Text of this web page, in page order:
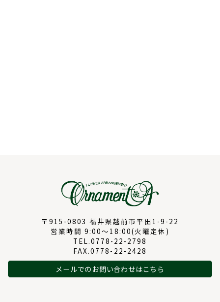
〒915-0803 福井県越前市平出1-9-22
営業時間 9:00～18:00(火曜定休)
TEL.0778-22-2798
FAX.0778-22-2428
メールでのお問い合わせはこちら